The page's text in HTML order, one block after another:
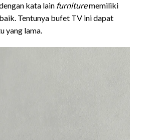
kata lain furniturememiliki
Tentunya bufet TV ini dapat
yang lama.